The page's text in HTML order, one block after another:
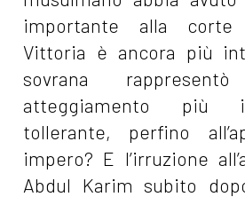
importante alla corte
Vittoria è ancora più
sovrana
atteggiamento più
tollerante, perfino
impero? E l’irruzione
Abdul Karim subito